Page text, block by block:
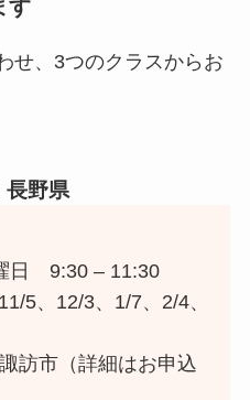
す
せ、3つのクラスからお
長野県
日 9:30 – 11:30
12/3、1/7、2/4、
訪市（詳細はお申込